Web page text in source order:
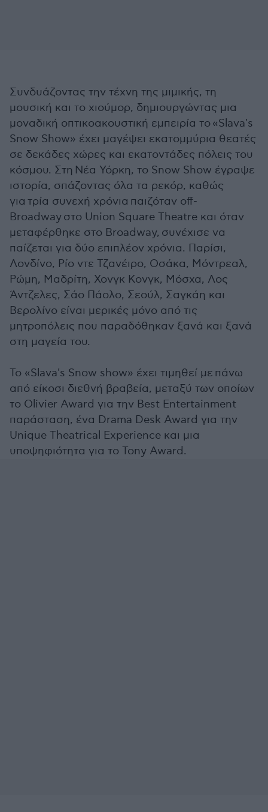
Συνδυάζοντας την τέχνη της μιμικής, τη
μουσική και το χιούμορ, δημιουργώντας μια
μοναδική οπτικοακουστική εμπειρία το «Slava's
Snow Show» έχει μαγέψει εκατομμύρια θεατές
σε δεκάδες χώρες και εκατοντάδες πόλεις του
κόσμου. Στη Νέα Υόρκη, το Snow Show έγραψε
ιστορία, σπάζοντας όλα τα ρεκόρ, καθώς
για τρία συνεχή χρόνια παιζόταν off-
Broadway στο Union Square Theatre και όταν
μεταφέρθηκε στο Broadway, συνέχισε να
παίζεται για δύο επιπλέον χρόνια. Παρίσι,
Λονδίνο, Ρίο ντε Τζανέιρο, Οσάκα, Μόντρεαλ,
Ρώμη, Μαδρίτη, Χονγκ Κονγκ, Μόσχα, Λος
Άντζελες, Σάο Πάολο, Σεούλ, Σαγκάη και
Βερολίνο είναι μερικές μόνο από τις
μητροπόλεις που παραδόθηκαν ξανά και ξανά
στη μαγεία του.
Το «Slava's Snow show» έχει τιμηθεί με πάνω
από είκοσι διεθνή βραβεία, μεταξύ των οποίων
το Olivier Award για την Best Entertainment
παράσταση, ένα Drama Desk Award για την
Unique Theatrical Experience και μια
υποψηφιότητα για το Tony Award.